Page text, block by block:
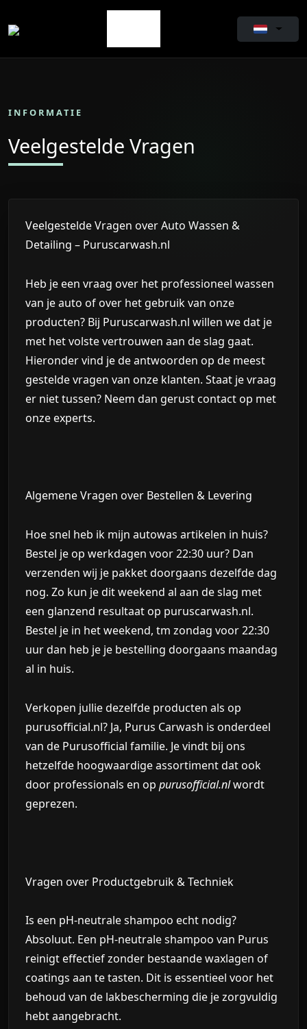
INFORMATIE
Veelgestelde Vragen
Veelgestelde Vragen over Auto Wassen &
Detailing – Puruscarwash.nl
Heb je een vraag over het professioneel wassen
van je auto of over het gebruik van onze
producten? Bij Puruscarwash.nl willen we dat je
met het volste vertrouwen aan de slag gaat.
Hieronder vind je de antwoorden op de meest
gestelde vragen van onze klanten. Staat je vraag
er niet tussen? Neem dan gerust contact op met
onze experts.
Algemene Vragen over Bestellen & Levering
Hoe snel heb ik mijn autowas artikelen in huis?
Bestel je op werkdagen voor 22:30 uur? Dan
verzenden wij je pakket doorgaans dezelfde dag
nog. Zo kun je dit weekend al aan de slag met
een glanzend resultaat op puruscarwash.nl.
Bestel je in het weekend, tm zondag voor 22:30
uur dan heb je je bestelling doorgaans maandag
al in huis.
Verkopen jullie dezelfde producten als op
purusofficial.nl? Ja, Purus Carwash is onderdeel
van de Purusofficial familie. Je vindt bij ons
hetzelfde hoogwaardige assortiment dat ook
door professionals en op purusofficial.nlwordt
geprezen.
Vragen over Productgebruik & Techniek
Is een pH-neutrale shampoo echt nodig?
Absoluut. Een pH-neutrale shampoo van Purus
reinigt effectief zonder bestaande waxlagen of
coatings aan te tasten. Dit is essentieel voor het
behoud van de lakbescherming die je zorgvuldig
hebt aangebracht.